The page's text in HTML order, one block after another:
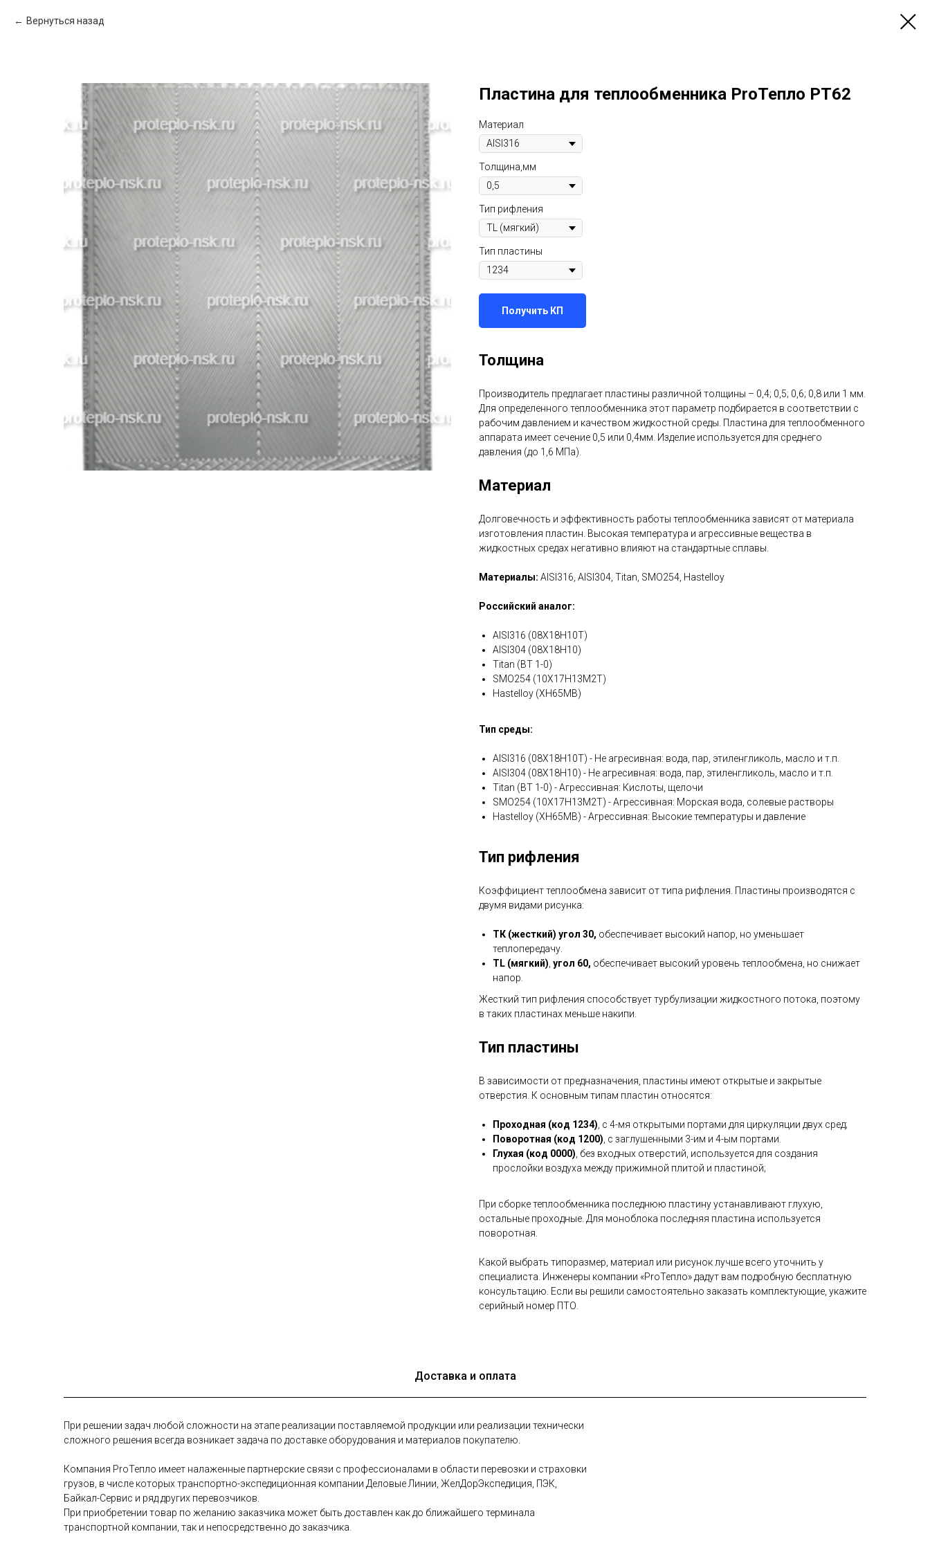
Вернуться назад
Пластина для теплообменника ProТепло PT62
Материал
Толщина,мм
Тип рифления
Тип пластины
Получить КП
Толщина
Производитель предлагает пластины различной толщины – 0,4; 0,5; 0,6; 0,8 или 1 мм.
Для определенного теплообменника этот параметр подбирается в соответствии с
рабочим давлением и качеством жидкостной среды. Пластина для теплообменного
аппарата имеет сечение 0,5 или 0,4мм. Изделие используется для среднего
давления (до 1,6 МПа).
Материал
Долговечность и эффективность работы теплообменника зависят от материала
изготовления пластин. Высокая температура и агрессивные вещества в
жидкостных средах негативно влияют на стандартные сплавы.
Материалы: AISI316, AISI304, Titan, SMO254, Hastelloy
Российский аналог:
AISI316 (08Х18Н10Т)
AISI304 (08Х18Н10)
Titan (ВТ 1-0)
SMO254 (10Х17Н13М2Т)
Hastelloy (ХН65МВ)
Тип среды:
AISI316 (08Х18Н10Т) - Не агресивная: вода, пар, этиленгликоль, масло и т.п.
AISI304 (08Х18Н10) - Не агресивная: вода, пар, этиленгликоль, масло и т.п.
Titan (ВТ 1-0) - Агрессивная: Кислоты, щелочи
SMO254 (10Х17Н13М2Т) - Агрессивная: Морская вода, солевые растворы
Hastelloy (ХН65МВ) - Агрессивная: Высокие температуры и давление
Тип рифления
Коэффициент теплообмена зависит от типа рифления. Пластины производятся с
двумя видами рисунка:
ТК (жесткий) угол 30, обеспечивает высокий напор, но уменьшает
теплопередачу.
TL (мягкий), угол 60, обеспечивает высокий уровень теплообмена, но снижает
напор.
Жесткий тип рифления способствует турбулизации жидкостного потока, поэтому
в таких пластинах меньше накипи.
Тип пластины
В зависимости от предназначения, пластины имеют открытые и закрытые
отверстия. К основным типам пластин относятся:
Проходная (код 1234), с 4-мя открытыми портами для циркуляции двух сред;
Поворотная (код 1200), с заглушенными 3-им и 4-ым портами.
Глухая (код 0000), без входных отверстий, используется для создания
прослойки воздуха между прижимной плитой и пластиной;
При сборке теплообменника последнюю пластину устанавливают глухую,
остальные проходные. Для моноблока последняя пластина используется
поворотная.
Какой выбрать типоразмер, материал или рисунок лучше всего уточнить у
специалиста. Инженеры компании «ProТепло» дадут вам подробную бесплатную
консультацию. Если вы решили самостоятельно заказать комплектующие, укажите
серийный номер ПТО.
Доставка и оплата
При решении задач любой сложности на этапе реализации поставляемой продукции или реализации технически
сложного решения всегда возникает задача по доставке оборудования и материалов покупателю.
Компания ProТепло имеет налаженные партнерские связи с профессионалами в области перевозки и страховки
грузов, в числе которых транспортно-экспедиционная компании Деловые Линии, ЖелДорЭкспедиция, ПЭК,
Байкал-Сервис и ряд других перевозчиков.
При приобретении товар по желанию заказчика может быть доставлен как до ближайшего терминала
транспортной компании, так и непосредственно до заказчика.